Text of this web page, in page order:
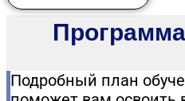
Подробный план